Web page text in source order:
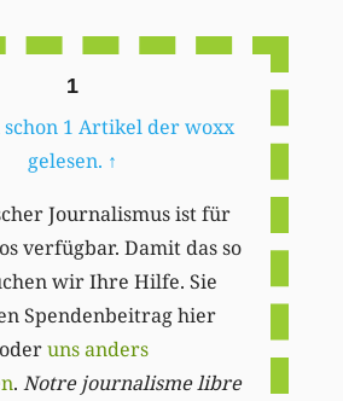
1
schon 1 Artikel der woxx
gelesen. ↑
Journalismus ist für
verfügbar. Damit das so
wir Ihre Hilfe. Sie
Spendenbeitrag hier
uns anders
. Notre journalisme libre